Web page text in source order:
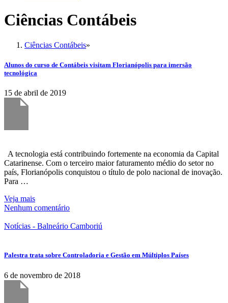
Ciências Contábeis
Ciências Contábeis»
Alunos do curso de Contábeis visitam Florianópolis para imersão
tecnológica
15 de abril de 2019
A tecnologia está contribuindo fortemente na economia da Capital
Catarinense. Com o terceiro maior faturamento médio do setor no
país, Florianópolis conquistou o título de polo nacional de inovação.
Para …
Veja mais
Nenhum comentário
Notícias - Balneário Camboriú
Palestra trata sobre Controladoria e Gestão em Múltiplos Países
6 de novembro de 2018